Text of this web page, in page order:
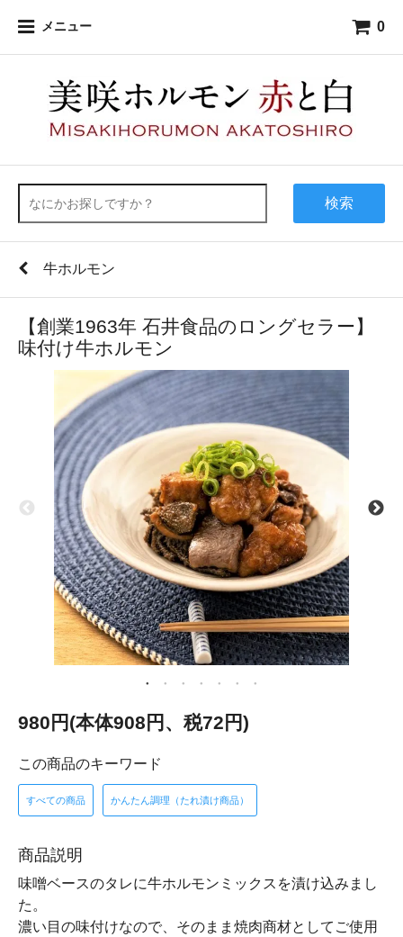
メニュー 0
検索
牛ホルモン
【創業1963年 石井食品のロングセラー】
味付け牛ホルモン
980円(本体908円、税72円)
この商品のキーワード
すべての商品 かんたん調理（たれ漬け商品）
商品説明
味噌ベースのタレに牛ホルモンミックスを漬け込みまし
た。
濃い目の味付けなので、そのまま焼肉商材としてご使用